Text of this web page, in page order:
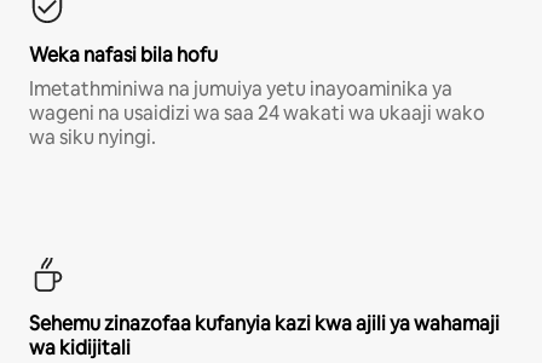
Weka nafasi bila hofu
Imetathminiwa na jumuiya yetu inayoaminika ya
wageni na usaidizi wa saa 24 wakati wa ukaaji wako
wa siku nyingi.
Sehemu zinazofaa kufanyia kazi kwa ajili ya wahamaji
wa kidijitali